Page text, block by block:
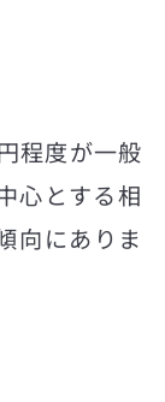
程度が一般
心とする相
向にありま